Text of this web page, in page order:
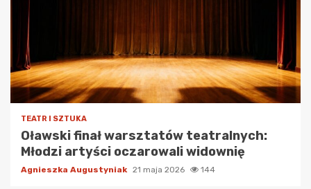
TEATR I SZTUKA
Oławski finał warsztatów teatralnych:
Młodzi artyści oczarowali widownię
Agnieszka Augustyniak 21 maja 2026 144